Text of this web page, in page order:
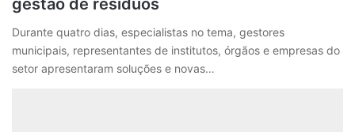
gestão de resíduos
Durante quatro dias, especialistas no tema, gestores
municipais, representantes de institutos, órgãos e empresas do
setor apresentaram soluções e novas…